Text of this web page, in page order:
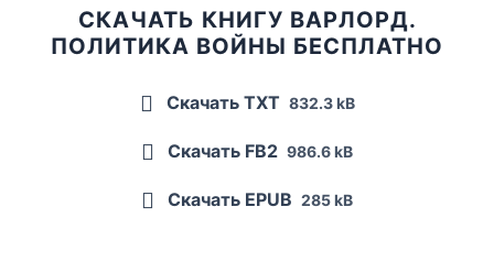
СКАЧАТЬ КНИГУ ВАРЛОРД.
ПОЛИТИКА ВОЙНЫ БЕСПЛАТНО
Скачать TXT 832.3 kB
Скачать FB2 986.6 kB
Скачать EPUB 285 kB